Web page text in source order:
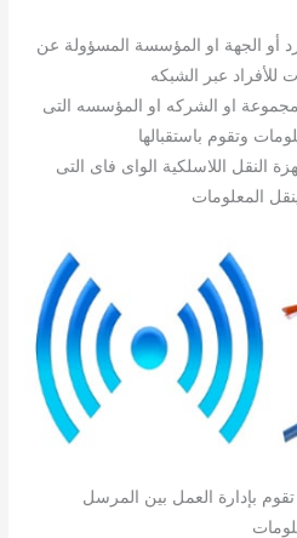
أو الجهة او المؤسسة المسؤولة عن
للأفراد عبر الشبكه
او الشركه او المؤسسه التى
وتقوم باستقبالها
النقل اللاسلكية الواى فاى التى
المعلومات
تقوم بإدارة العمل بين المرسل